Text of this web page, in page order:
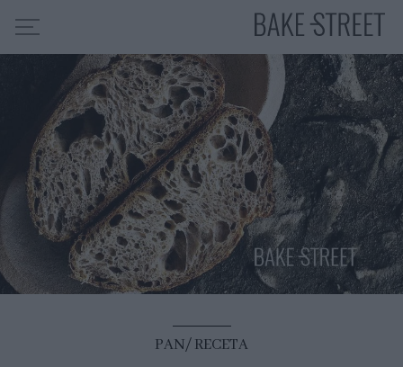
HOME
INDICE DE RECETAS
COLABORO CON
SOBRE MÍ
MIS CURSOS
CONTACTO
ES EN
PAN RECETA